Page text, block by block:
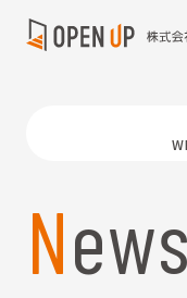
News